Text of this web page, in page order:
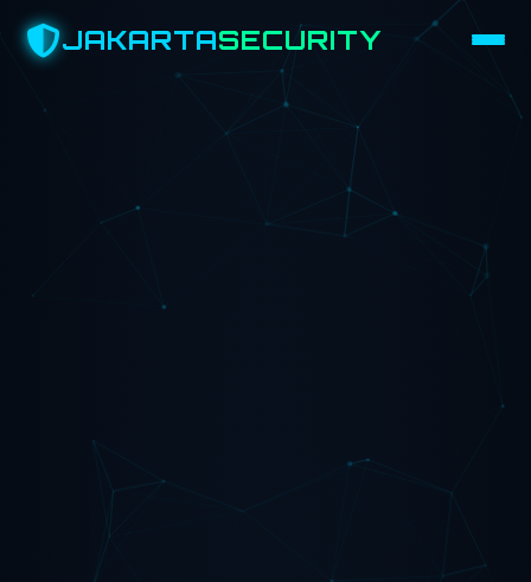
JAKARTASECURITY